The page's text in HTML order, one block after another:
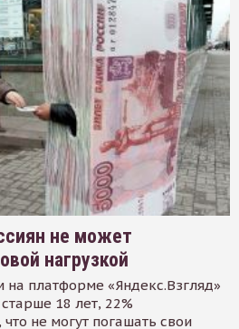
не может
нагрузкой
платформе «Яндекс.Взгляд»
18 лет, 22%
не могут погашать свои